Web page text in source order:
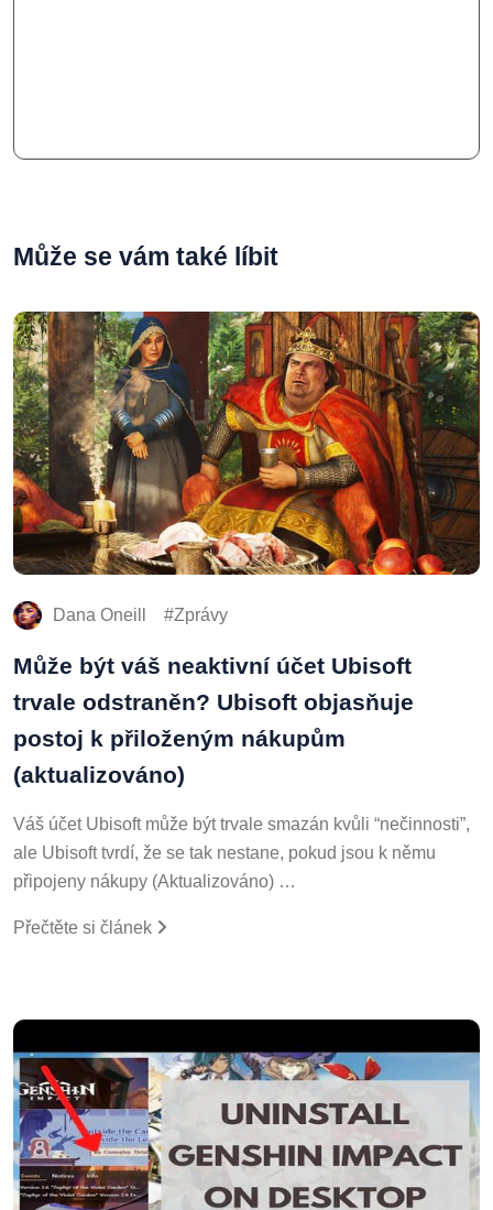
Může se vám také líbit
Dana Oneill Zprávy
Může být váš neaktivní účet Ubisoft
trvale odstraněn? Ubisoft objasňuje
postoj k přiloženým nákupům
(aktualizováno)
Váš účet Ubisoft může být trvale smazán kvůli “nečinnosti”,
ale Ubisoft tvrdí, že se tak nestane, pokud jsou k němu
připojeny nákupy (Aktualizováno) …
Přečtěte si článek